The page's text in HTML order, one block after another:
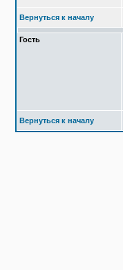
Вернуться к началу
Гость
Вернуться к началу